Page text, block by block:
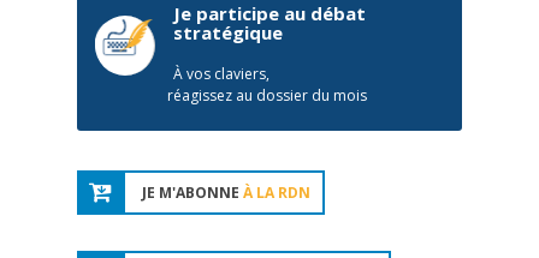
Je participe au débat
stratégique
À vos claviers,
réagissez au dossier du mois
JE M'ABONNE À LA RDN